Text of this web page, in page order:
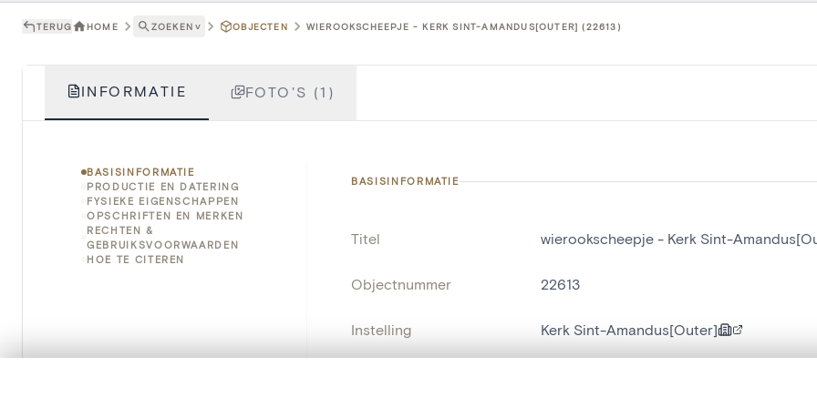
TERUG HOME ZOEKEN ˅ OBJECTEN WIEROOKSCHEEPJE - KERK SINT-AMANDUS[OUTER] (22613)
INFORMATIE FOTO'S (1)
BASISINFORMATIE
PRODUCTIE EN DATERING
FYSIEKE EIGENSCHAPPEN
OPSCHRIFTEN EN MERKEN
RECHTEN &
GEBRUIKSVOORWAARDEN
HOE TE CITEREN
BASISINFORMATIE
Titel wierookscheepje - Kerk Sint-
Objectnummer 22613
Instelling Kerk Sint-Amandus[Outer]